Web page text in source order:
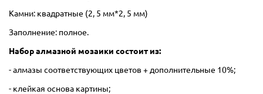
Камни: квадратные (2, 5 мм*2, 5 мм)
Заполнение: полное.
Набор алмазной мозаики состоит из:
- алмазы соответствующих цветов + дополнительные 10%;
- клейкая основа картины;